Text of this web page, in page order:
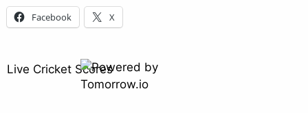
Facebook X
Live Cricket Scores